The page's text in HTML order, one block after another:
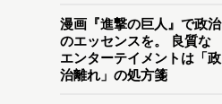
漫画『進撃の巨人』で政治
のエッセンスを。 良質な
エンターテイメントは「政
治離れ」の処方箋